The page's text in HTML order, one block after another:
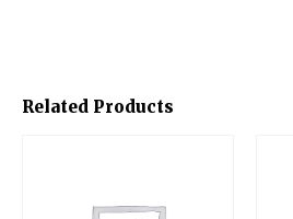
Related Products